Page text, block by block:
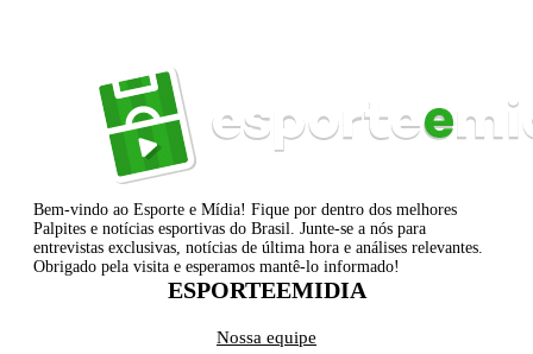
Bem-vindo ao Esporte e Mídia! Fique por dentro dos melhores
Palpites e notícias esportivas do Brasil. Junte-se a nós para
entrevistas exclusivas, notícias de última hora e análises relevantes.
Obrigado pela visita e esperamos mantê-lo informado!
ESPORTEEMIDIA
Nossa equipe